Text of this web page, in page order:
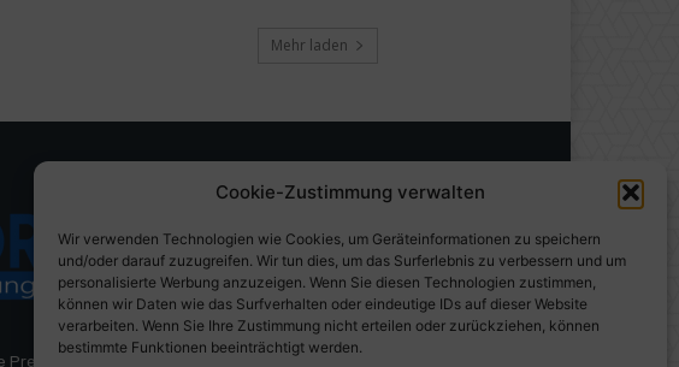
Cookie-Zustimmung verwalten
Wir verwenden Technologien wie Cookies, um Geräteinformationen zu speichern
und/oder darauf zuzugreifen. Wir tun dies, um das Surferlebnis zu verbessern und um
personalisierte Werbung anzuzeigen. Wenn Sie diesen Technologien zustimmen,
können wir Daten wie das Surfverhalten oder eindeutige IDs auf dieser Website
verarbeiten. Wenn Sie Ihre Zustimmung nicht erteilen oder zurückziehen, können
bestimmte Funktionen beeinträchtigt werden.
Mehr laden
auf PresseWorld